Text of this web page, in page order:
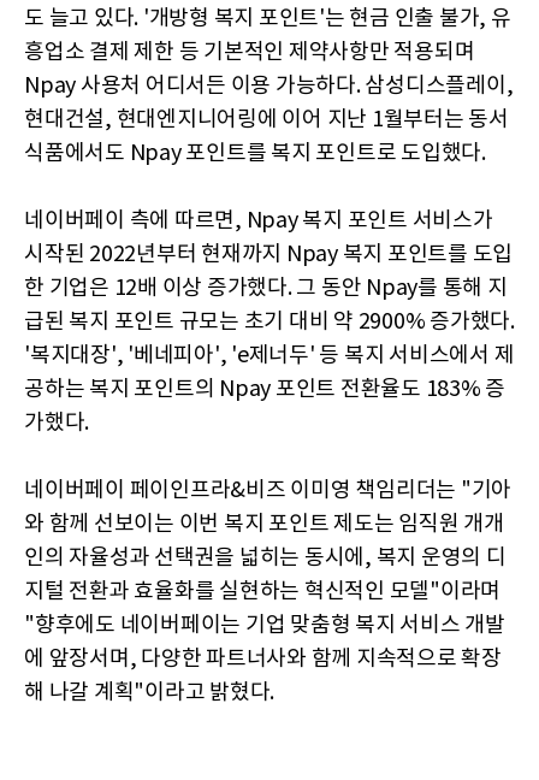
도 늘고 있다. '개방형 복지 포인트'는 현금 인출 불가, 유
흥업소 결제 제한 등 기본적인 제약사항만 적용되며
Npay 사용처 어디서든 이용 가능하다. 삼성디스플레이,
현대건설, 현대엔지니어링에 이어 지난 1월부터는 동서
식품에서도 Npay 포인트를 복지 포인트로 도입했다.
네이버페이 측에 따르면, Npay 복지 포인트 서비스가
시작된 2022년부터 현재까지 Npay 복지 포인트를 도입
한 기업은 12배 이상 증가했다. 그 동안 Npay를 통해 지
급된 복지 포인트 규모는 초기 대비 약 2900% 증가했다.
'복지대장', '베네피아', 'e제너두' 등 복지 서비스에서 제
공하는 복지 포인트의 Npay 포인트 전환율도 183% 증
가했다.
네이버페이 페이인프라&비즈 이미영 책임리더는 "기아
와 함께 선보이는 이번 복지 포인트 제도는 임직원 개개
인의 자율성과 선택권을 넓히는 동시에, 복지 운영의 디
지털 전환과 효율화를 실현하는 혁신적인 모델"이라며
"향후에도 네이버페이는 기업 맞춤형 복지 서비스 개발
에 앞장서며, 다양한 파트너사와 함께 지속적으로 확장
해 나갈 계획"이라고 밝혔다.